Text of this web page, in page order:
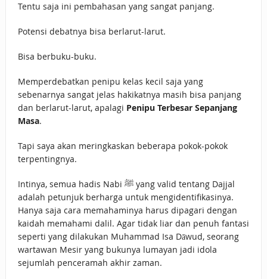
Tentu saja ini pembahasan yang sangat panjang.
Potensi debatnya bisa berlarut-larut.
Bisa berbuku-buku.
Memperdebatkan penipu kelas kecil saja yang
sebenarnya sangat jelas hakikatnya masih bisa panjang
dan berlarut-larut, apalagi Penipu Terbesar Sepanjang
Masa.
Tapi saya akan meringkaskan beberapa pokok-pokok
terpentingnya.
Intinya, semua hadis Nabi ﷺ yang valid tentang Dajjal
adalah petunjuk berharga untuk mengidentifikasinya.
Hanya saja cara memahaminya harus dipagari dengan
kaidah memahami dalil. Agar tidak liar dan penuh fantasi
seperti yang dilakukan Muhammad Isa Dāwud, seorang
wartawan Mesir yang bukunya lumayan jadi idola
sejumlah penceramah akhir zaman.